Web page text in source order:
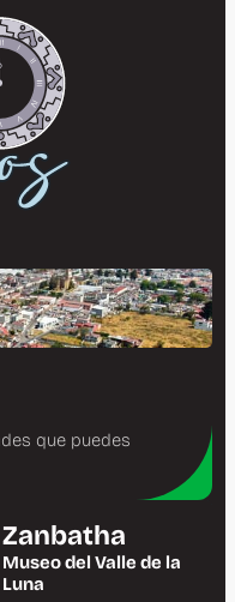
que puedes
Zanbatha
Museo del Valle de la
Luna